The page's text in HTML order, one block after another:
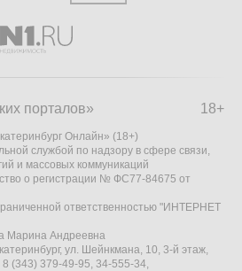
18+
порталов»
Онлайн» (18+)
службой по надзору в сфере связи,
и массовых коммуникаций
о регистрации № ФС77-84675 от
ответственностью "ИНТЕРНЕТ
Марина Андреевна
ул. Шейнкмана, 10, 3-й этаж,
(343) 379-49-95, 34-555-34,